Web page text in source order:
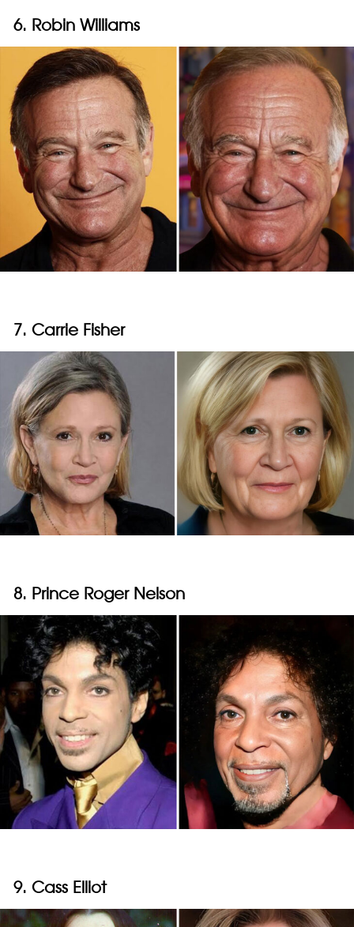
6. Robin Williams
7. Carrie Fisher
8. Prince Roger Nelson
9. Cass Elliot